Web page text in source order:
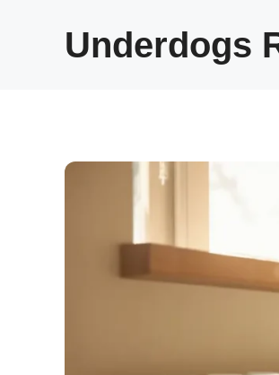
Underdogs